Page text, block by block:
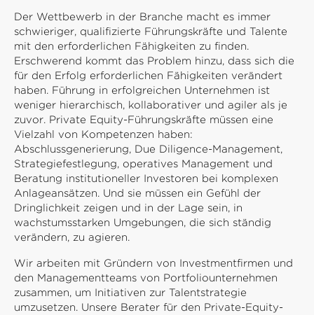
Der Wettbewerb in der Branche macht es immer
schwieriger, qualifizierte Führungskräfte und Talente
mit den erforderlichen Fähigkeiten zu finden.
Erschwerend kommt das Problem hinzu, dass sich die
für den Erfolg erforderlichen Fähigkeiten verändert
haben. Führung in erfolgreichen Unternehmen ist
weniger hierarchisch, kollaborativer und agiler als je
zuvor. Private Equity-Führungskräfte müssen eine
Vielzahl von Kompetenzen haben:
Abschlussgenerierung, Due Diligence-Management,
Strategiefestlegung, operatives Management und
Beratung institutioneller Investoren bei komplexen
Anlageansätzen. Und sie müssen ein Gefühl der
Dringlichkeit zeigen und in der Lage sein, in
wachstumsstarken Umgebungen, die sich ständig
verändern, zu agieren.
Wir arbeiten mit Gründern von Investmentfirmen und
den Managementteams von Portfoliounternehmen
zusammen, um Initiativen zur Talentstrategie
umzusetzen. Unsere Berater für den Private-Equity-